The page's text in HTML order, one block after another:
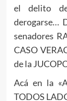
el delito
derogarse…
senadores
CASO
de la
Acá en la
TODOS